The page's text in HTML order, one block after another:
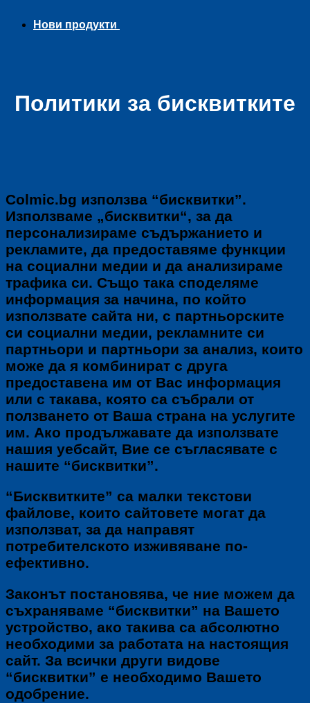
Нови продукти
Политики за бисквитките
Colmic.bg използва “бисквитки”.
Използваме „бисквитки“, за да
персонализираме съдържанието и
рекламите, да предоставяме функции
на социални медии и да анализираме
трафика си. Също така споделяме
информация за начина, по който
използвате сайта ни, с партньорските
си социални медии, рекламните си
партньори и партньори за анализ, които
може да я комбинират с друга
предоставена им от Вас информация
или с такава, която са събрали от
ползването от Ваша страна на услугите
им. Ако продължавате да използвате
нашия уебсайт, Вие се съгласявате с
нашите “бисквитки”.
“Бисквитките” са малки текстови
файлове, които сайтовете могат да
използват, за да направят
потребителското изживяване по-
ефективно.
Законът постановява, че ние можем да
съхраняваме “бисквитки” на Вашето
устройство, ако такива са абсолютно
необходими за работата на настоящия
сайт. За всички други видове
“бисквитки” е необходимо Вашето
одобрение.